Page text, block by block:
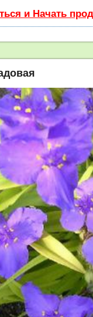
и Начать